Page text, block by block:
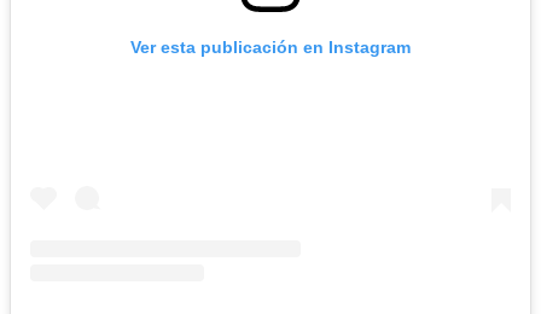
Ver esta publicación en Instagram